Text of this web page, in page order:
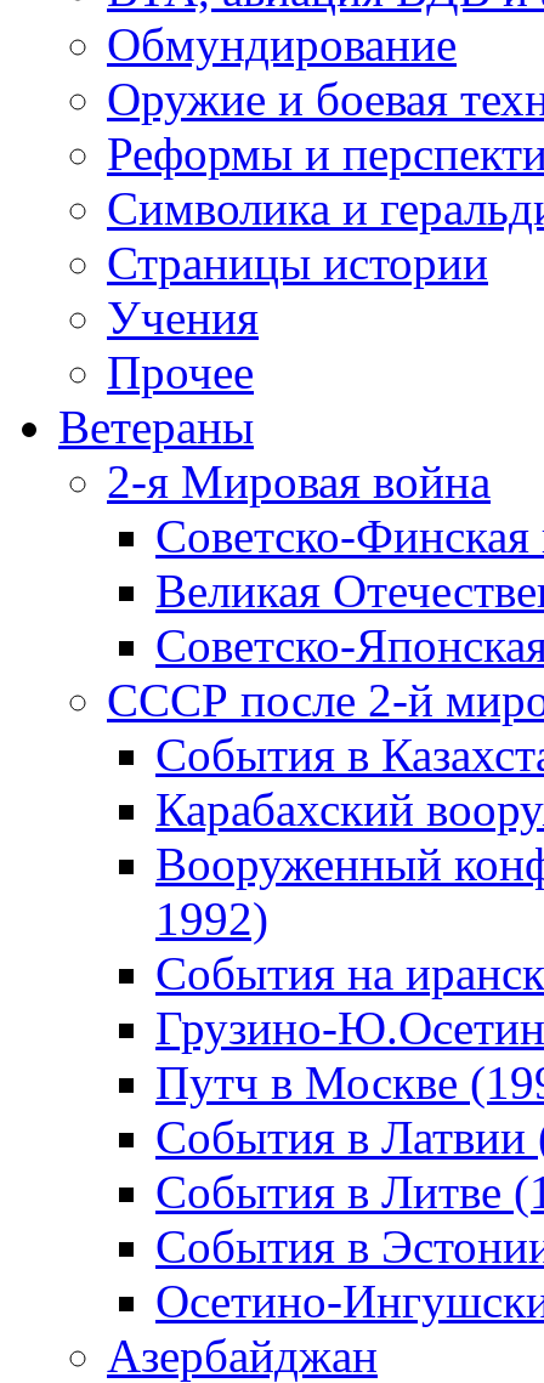
Обмундирование
Оружие и боевая
Реформы и
Символика и
Страницы истории
Учения
Прочее
Ветераны
2-я Мировая война
Советско-
Великая
Советско-
СССР после 2-й
События в
Карабахский
Вооруженный
1992)
События на
Грузино-
Путч в Москве
События в Латвии
События в Литве
События в
Осетино-
Азербайджан